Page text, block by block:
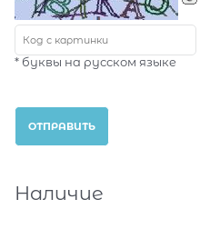
* буквы на русском языке
Наличие